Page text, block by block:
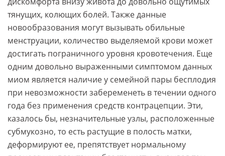
тянущих, колющих болей. Также данные
новообразования могут вызывать обильные
менструации, количество выделяемой крови может
достигать пограничного уровня кровотечения. Еще
одним довольно выраженными симптомом данных
миом является наличие у семейной пары бесплодия
при невозможности забеременеть в течении одного
года без применения средств контрацепции. Эти,
казалось бы, незначительные узлы, расположенные
субмукозно, то есть растущие в полость матки,
деформируют ее, препятствует нормальному